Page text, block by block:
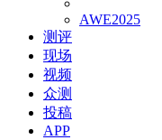
AWE2025
测评
现场
视频
众测
投稿
APP